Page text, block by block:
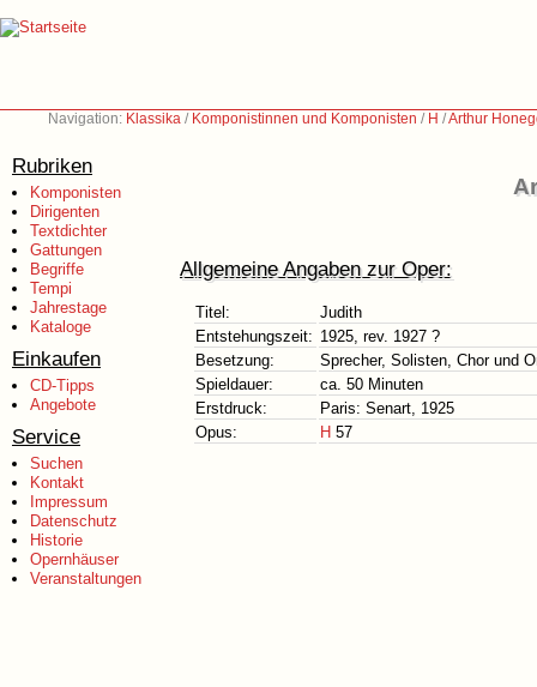
Navigation: Klassika / Komponistinnen und Komponisten / H /Arthur
Rubriken
Komponisten
Dirigenten
Textdichter
Gattungen
Begriffe
Tempi
Jahrestage
Kataloge
Einkaufen
CD-Tipps
Angebote
Service
Suchen
Kontakt
Impressum
Datenschutz
Historie
Opernhäuser
Veranstaltungen
Allgemeine Angaben zur Oper:
Titel:
Judith
Entstehungszeit: 1925, rev. 1927 ?
Besetzung:
Sprecher, Solisten, Chor und
Spieldauer:
ca. 50 Minuten
Erstdruck:
Paris: Senart, 1925
Opus:
H 57